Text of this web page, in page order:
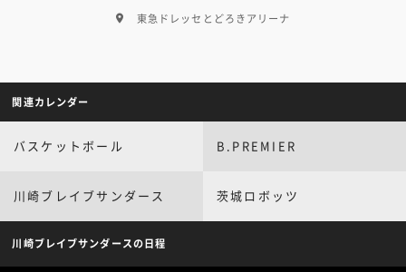
東急ドレッセとどろきアリーナ
関連カレンダー
バスケットボール B.PREMIER
川崎ブレイブサンダース 茨城ロボッツ
川崎ブレイブサンダースの日程